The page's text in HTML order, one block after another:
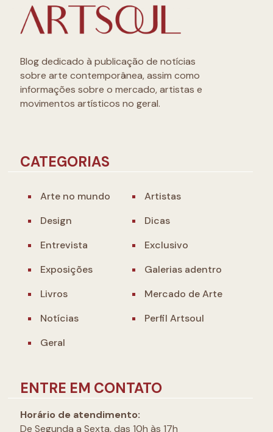
Blog dedicado à publicação de notícias
sobre arte contemporânea, assim como
informações sobre o mercado, artistas e
movimentos artísticos no geral.
CATEGORIAS
Arte no mundo
Artistas
Design
Dicas
Entrevista
Exclusivo
Exposições
Galerias adentro
Livros
Mercado de Arte
Notícias
Perfil Artsoul
Geral
ENTRE EM CONTATO
Horário de atendimento:
De Segunda a Sexta, das 10h às 17h